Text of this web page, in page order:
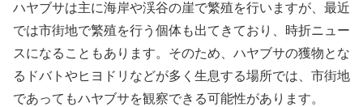
ハヤブサは主に海岸や渓谷の崖で繁殖を行いますが、最近
では市街地で繁殖を行う個体も出てきており、時折ニュー
スになることもあります。そのため、ハヤブサの獲物とな
るドバトやヒヨドリなどが多く生息する場所では、市街地
であってもハヤブサを観察できる可能性があります。